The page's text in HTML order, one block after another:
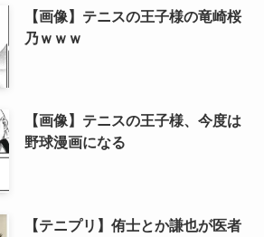
【画像】テニスの王子様の竜崎桜
乃ｗｗｗ
【画像】テニスの王子様、今度は
野球漫画になる
【テニプリ】侑士とか謙也が医者